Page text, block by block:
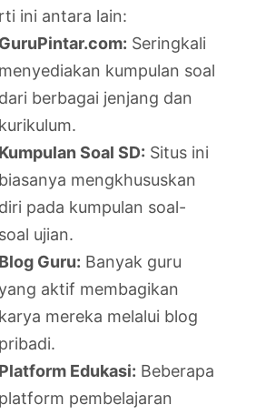
ini antara lain:
GuruPintar.com: Seringkali
menyediakan kumpulan soal
dari berbagai jenjang dan
kurikulum.
Kumpulan Soal SD: Situs ini
biasanya mengkhususkan
diri pada kumpulan soal-
soal ujian.
Blog Guru: Banyak guru
aktif membagikan
karya mereka melalui blog
pribadi.
Platform Edukasi: Beberapa
platform pembelajaran